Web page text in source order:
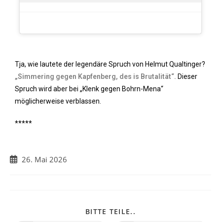
Tja, wie lautete der legendäre Spruch von Helmut Qualtinger?
„Simmering gegen Kapfenberg, des is Brutalität“. Dieser
Spruch wird aber bei „Klenk gegen Bohrn-Mena“
möglicherweise verblassen.
*****
26. Mai 2026
BITTE TEILE..